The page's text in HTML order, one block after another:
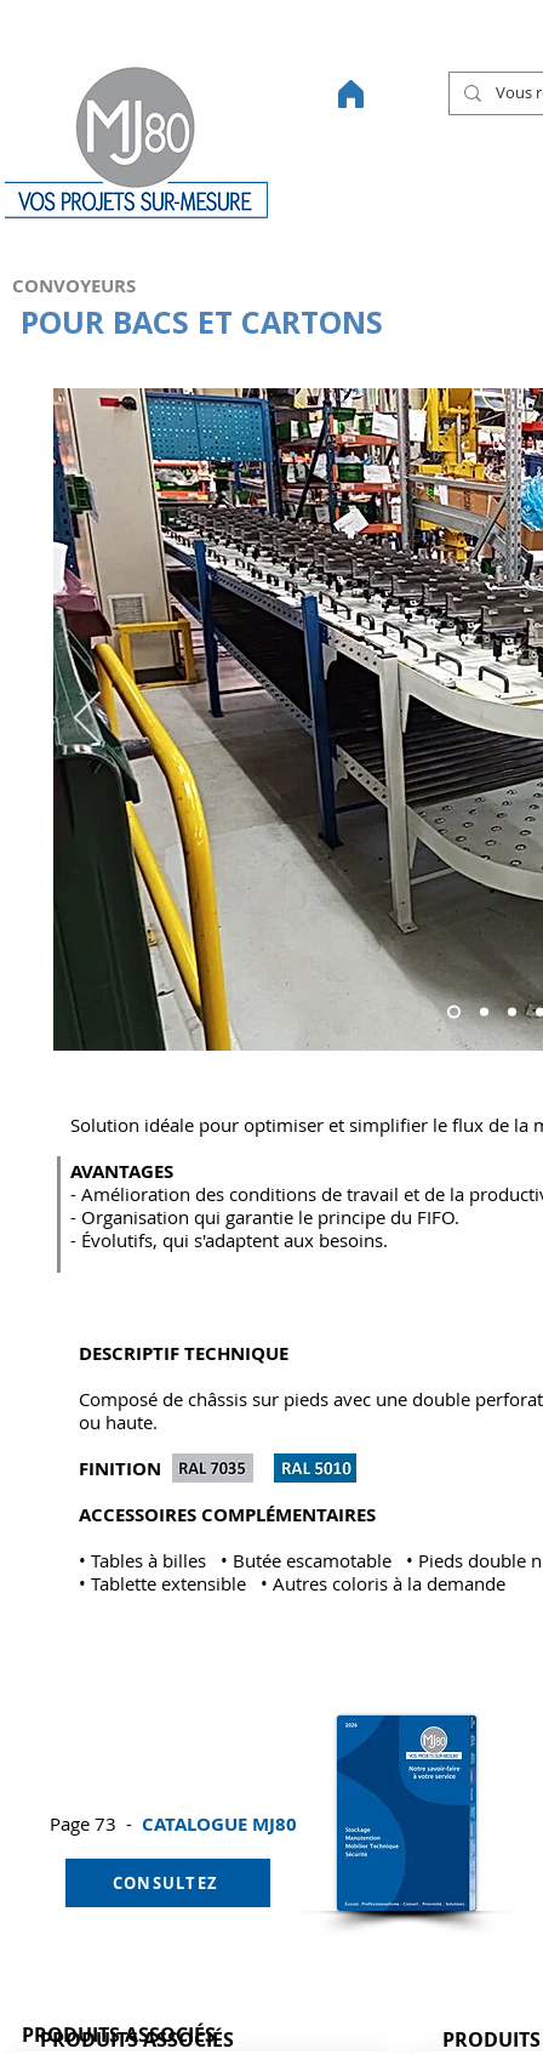
CONVOYEURS
POUR BACS ET CARTONS
Solution idéale pour optimiser et simplifier le flux de la
AVANTAGES
- Amélioration des conditions de travail et de la
- Organisation qui garantie le principe du FIFO.
- Évolutifs, qui s'adaptent aux besoins.
DESCRIPTIF TECHNIQUE
Composé de châssis sur pieds avec une double
ou haute.
FINITION
ACCESSOIRES COMPLÉMENTAIRES
• Tables à billes • Butée escamotable • Pieds double
• Tablette extensible • Autres coloris à la demande
Page 73 - CATALOGUE MJ80
CONSULTEZ
PRODUITS ASSOCIÉS
PRODUITS ASSOCIÉS